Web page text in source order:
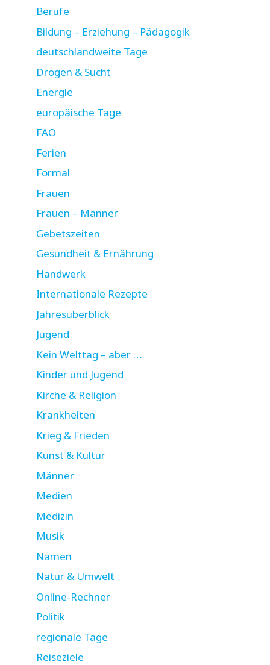
Berufe
Bildung – Erziehung – Pädagogik
deutschlandweite Tage
Drogen & Sucht
Energie
europäische Tage
FAO
Ferien
Formal
Frauen
Frauen – Männer
Gebetszeiten
Gesundheit & Ernährung
Handwerk
Internationale Rezepte
Jahresüberblick
Jugend
Kein Welttag – aber …
Kinder und Jugend
Kirche & Religion
Krankheiten
Krieg & Frieden
Kunst & Kultur
Männer
Medien
Medizin
Musik
Namen
Natur & Umwelt
Online-Rechner
Politik
regionale Tage
Reiseziele